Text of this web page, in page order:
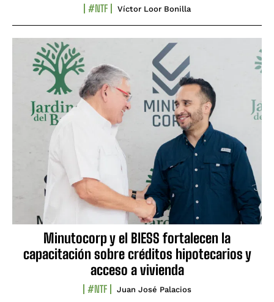
#NTF Víctor Loor Bonilla
Minutocorp y el BIESS fortalecen la
capacitación sobre créditos hipotecarios y
acceso a vivienda
#NTF Juan José Palacios